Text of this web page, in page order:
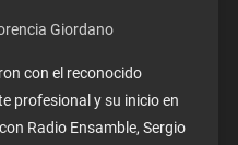
Giordano
con el reconocido
profesional y su inicio en
Radio Ensamble, Sergio